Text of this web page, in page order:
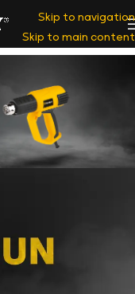
Skip to navigation
Skip to main content